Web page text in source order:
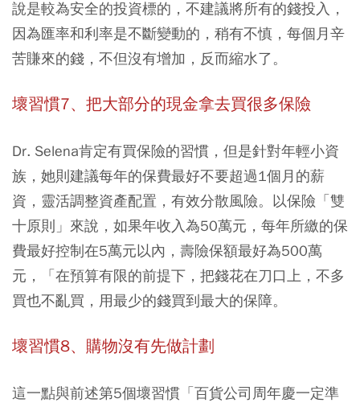
說是較為安全的投資標的，不建議將所有的錢投入，
因為匯率和利率是不斷變動的，稍有不慎，每個月辛
苦賺來的錢，不但沒有增加，反而縮水了。
壞習慣7、把大部分的現金拿去買很多保險
Dr. Selena肯定有買保險的習慣，但是針對年輕小資
族，她則建議每年的保費最好不要超過1個月的薪
資，靈活調整資產配置，有效分散風險。以保險「雙
十原則」來說，如果年收入為50萬元，每年所繳的保
費最好控制在5萬元以內，壽險保額最好為500萬
元，「在預算有限的前提下，把錢花在刀口上，不多
買也不亂買，用最少的錢買到最大的保障。
壞習慣8、購物沒有先做計劃
這一點與前述第5個壞習慣「百貨公司周年慶一定準